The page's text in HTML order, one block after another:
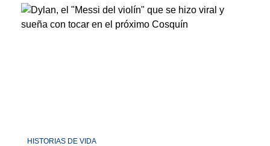
HISTORIAS DE VIDA